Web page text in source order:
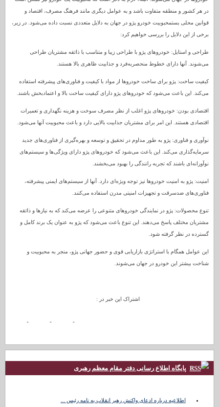
در هر کشور و منطقه متفاوت باشد و به عوامل دیگری مانند فرهنگ مصرف، اقتصاد و
قوانین محلی بستمحبوبیت خودرو پژو در جهان به دلایل متعددی نسبت داده می‌شود. در زیر،
برخی از این دلایل را بررسی خواهیم کرد:
طراحی و استایل: خودروهای پژو با طراحی زیبا و متناسب با ذائقه مشتریان طراحی
می‌شوند. آنها دارای خطوط منحصربه‌فرد و جذابیت ظاهری بالا هستند.
کیفیت ساخت: پژو برای ساخت خودروها از مواد با کیفیت و فناوری‌های پیشرفته استفاده
می‌کند. این باعث می‌شود که خودروهای پژو دارای کیفیت ساخت بالا و اعتماد‌بخش باشند.
اقتصادی بودن: خودروهای پژو اغلب از نظر مصرف سوخت و هزینه نگهداری و تعمیرات
اقتصادی هستند. این امر برای مشتریان جذابیت بالایی دارد و باعث محبوبیت آنها می‌شود.
نوآوری و فناوری: پژو به طور مداوم در تحقیق و توسعه و بهره‌گیری از فناوری‌های جدید
سرمایه‌گذاری می‌کند. این باعث می‌شود که خودروهای پژو دارای ویژگی‌ها و سیستم‌های
نوآورانه‌ای باشند که تجربه رانندگی را بهبود می‌بخشند.
امنیت: پژو به امنیت خودروها نیز توجه ویژه‌ای دارد. آنها از سیستم‌های ایمنی پیشرفته،
فناوری‌های ضدسرقت و تجهیزات امنیتی مدرن استفاده می‌کنند.
تنوع محصولات: پژو در نمایندگی خودروهای متنوعی را عرضه می‌کند که به نیازها و ذائقه
مشتریان مختلف پاسخ می‌دهند. این تنوع باعث می‌شود که پژو به عنوان یک برند کامل و
گسترده در نظر گرفته شود.
این عوامل همگام با استراتژی بازاریابی قوی و حضور جهانی پژو، منجر به محبوبیت و
شناخت بیشتر این خودرو در جهان می‌شوند.
اشتراک این خبر در :
پایگاه اطلاع رسانی دفتر مقام معظم رهبری
اطلاعیه درباره ادعای واکنش رهبر انقلاب به نامه رئیس ...